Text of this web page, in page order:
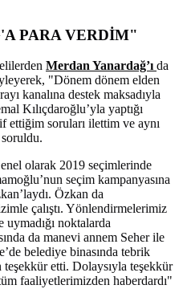
PARA VERDİM"
Merdan Yanardağ’ı da
"Dönem dönem elden
kanalına destek maksadıyla
Kılıçdaroğlu’yla yaptığı
ettiğim soruları ilettim ve aynı
olarak 2019 seçimlerinde
seçim kampanyasına
Özkan da
çalıştı. Yönlendirmelerimiz
noktalarda
da manevi annem Seher ile
belediye binasında tebrik
teşekkür etti. Dolaysıyla teşekkür
faaliyetlerimizden haberdardı"